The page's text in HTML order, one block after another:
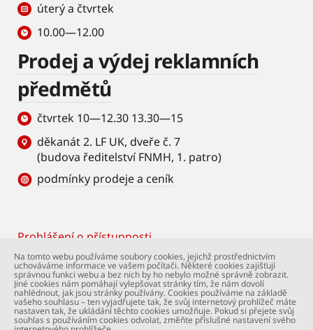
úterý a čtvrtek
10.00—12.00
Prodej a výdej reklamních
předmětů
čtvrtek 10—12.30 13.30—15
děkanát 2. LF UK, dveře č. 7
(budova ředitelství FNMH, 1. patro)
podmínky prodeje a ceník
Footer
Prohlášení o přístupnosti
© Univerzita Karlova – 2. lékařská fakulta. Všechna
práva vyhrazena. Foto: 2. LF a Shutterstock.com.
Podpora webu:webmaster@lfmotol.cuni.cz
Na tomto webu používáme soubory cookies, jejichž prostřednictvím
uchováváme informace ve vašem počítači. Některé cookies zajišťují
správnou funkci webu a bez nich by ho nebylo možné správně zobrazit.
Jiné cookies nám pomáhají vylepšovat stránky tím, že nám dovolí
nahlédnout, jak jsou stránky používány. Cookies používáme na základě
vašeho souhlasu – ten vyjadřujete tak, že svůj internetový prohlížeč máte
nastaven tak, že ukládání těchto cookies umožňuje. Pokud si přejete svůj
souhlas s používáním cookies odvolat, změňte příslušné nastavení svého